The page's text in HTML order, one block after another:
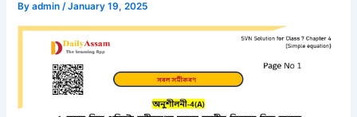
Byadmin/January 19, 2025